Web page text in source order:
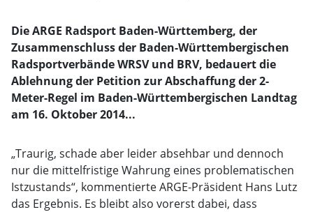
Die ARGE Radsport Baden-Württemberg, der
Zusammenschluss der Baden-Württembergischen
Radsportverbände WRSV und BRV, bedauert die
Ablehnung der Petition zur Abschaffung der 2-
Meter-Regel im Baden-Württembergischen Landtag
am 16. Oktober 2014...
„Traurig, schade aber leider absehbar und dennoch
nur die mittelfristige Wahrung eines problematischen
Istzustands“, kommentierte ARGE-Präsident Hans Lutz
das Ergebnis. Es bleibt also vorerst dabei, dass